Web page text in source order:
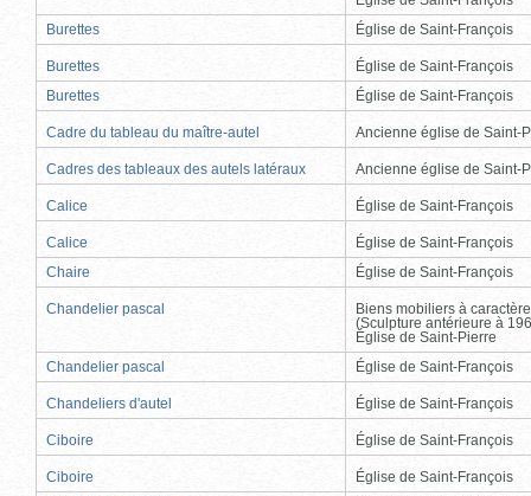
Burettes
Église de Saint-François
Burettes
Église de Saint-François
Burettes
Église de Saint-François
Cadre du tableau du maître-autel Ancienne église de Saint-
Cadres des tableaux des autels latéraux Ancienne église de Saint-
Calice Église de Saint-François
Calice
Église de Saint-François
Chaire
Église de Saint-François
Chandelier pascal
Biens mobiliers à
(Sculpture antérieure à
Église de Saint-Pierre
Chandelier pascal
Église de Saint-François
Chandeliers d'autel Église de Saint-François
Ciboire Église de Saint-François
Ciboire
Église de Saint-François